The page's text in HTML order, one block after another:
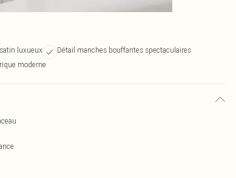
luxueux
Détail manches bouffantes spectaculaires
moderne